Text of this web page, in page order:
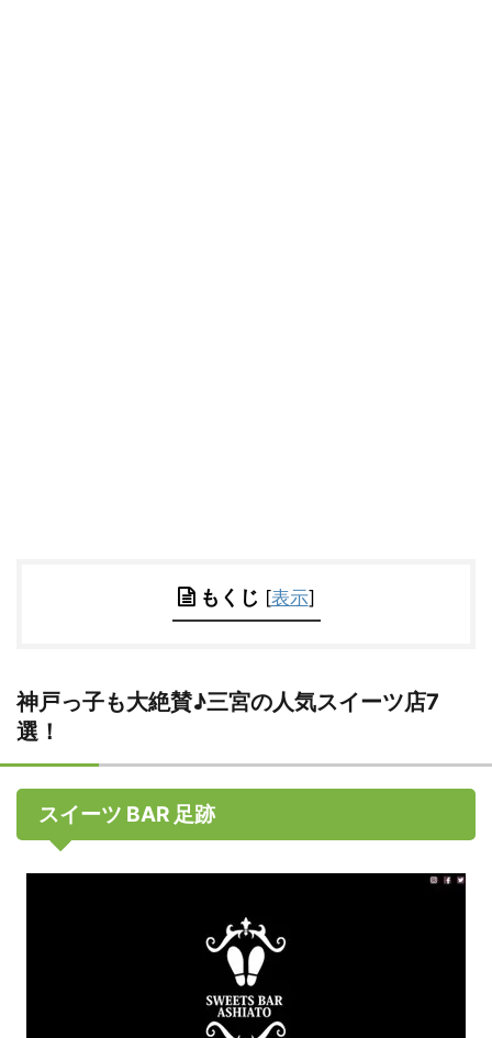
もくじ [表示]
神戸っ子も大絶賛♪三宮の人気スイーツ店7
選！
スイーツ BAR 足跡